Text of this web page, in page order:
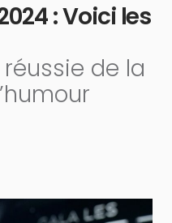
: Voici les
de la